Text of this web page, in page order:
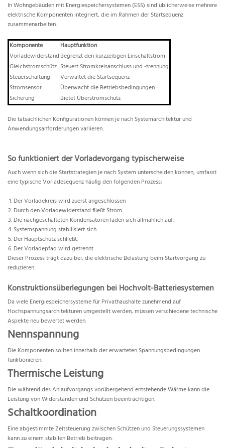
In Wohngebäuden mit Energiespeichersystemen (ESS) sind üblicherweise mehrere
elektrische Komponenten integriert, die im Rahmen der Startsequenz
zusammenarbeiten.
Komponente
Hauptfunktion
Vorladewiderstand Begrenzt den kurzzeitigen Einschaltstrom
Gleichstromschütz Steuert Stromkreisanschluss und -trennung
Steuerschaltung
Verwaltet die Startsequenz
Stromsensor
Überwacht die Betriebsbedingungen
Sicherung
Bietet Überstromschutz
Die tatsächlichen Konfigurationen können je nach Systemarchitektur und
Anwendungsanforderungen variieren.
So funktioniert der Vorladevorgang typischerweise
Auch wenn sich die Startstrategien je nach System unterscheiden können, umfasst
eine typische Vorladesequenz häufig den folgenden Prozess:
Der Vorladekreis wird zuerst angeschlossen
Durch den Vorladewiderstand fließt Strom.
Die nachgeschalteten Kondensatoren laden sich allmählich auf.
Systemspannung stabilisiert sich
Der Hauptschütz schließt.
Der Vorladepfad wird getrennt
Dieser Prozess trägt dazu bei, die elektrische Belastung beim Startvorgang zu
reduzieren.
Konstruktionsüberlegungen bei Hochvolt-Batteriesystemen
Da viele Energiespeichersysteme für Privathaushalte zunehmend auf
Hochspannungsarchitekturen umgestellt werden, müssen verschiedene technische
Aspekte neu bewertet werden.
Nennspannung
Die Komponenten sollten innerhalb der erwarteten Spannungsbedingungen
funktionieren.
Thermische Leistung
Die während des Anlaufvorgangs vorübergehend entstehende Wärme kann die
Leistung von Widerständen und Schützen beeinträchtigen.
Schaltkoordination
Eine abgestimmte Zeitsteuerung zwischen Schützen und Steuerungssystemen
kann zu einem stabilen Betrieb beitragen.